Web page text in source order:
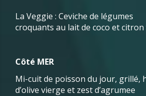
La Veggie : Ceviche de légumes
croquants au lait de coco et
Côté MER
Mi-cuit de poisson du jour, grillé,
d’olive vierge et zest d’agrumee